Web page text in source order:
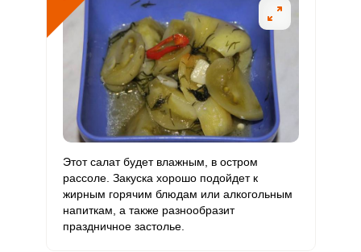
Этот салат будет влажным, в остром
рассоле. Закуска хорошо подойдет к
жирным горячим блюдам или алкогольным
напиткам, а также разнообразит
праздничное застолье.